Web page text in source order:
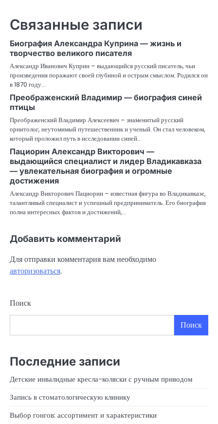
Связанные записи
Биография Александра Куприна — жизнь и
творчество великого писателя
Александр Иванович Куприн – выдающийся русский писатель, чьи
произведения поражают своей глубиной и острым смыслом. Родился он
в 1870 году…
Преображенский Владимир — биография синей
птицы
Преображенский Владимир Алексеевич – знаменитый русский
орнитолог, неутомимый путешественник и ученый. Он стал человеком,
который проложил путь в исследовании синей…
Пациорин Александр Викторович —
выдающийся специалист и лидер Владикавказа
— увлекательная биография и огромные
достижения
Александр Викторович Пациорин – известная фигура во Владикавказе,
талантливый специалист и успешный предприниматель. Его биография
полна интересных фактов и достижений,…
Добавить комментарий
Для отправки комментария вам необходимо
авторизоваться.
Поиск
Поиск
Последние записи
Детские инвалидные кресла-коляски с ручным приводом
Запись в стоматологическую клинику
Выбор гонгов: ассортимент и характеристики